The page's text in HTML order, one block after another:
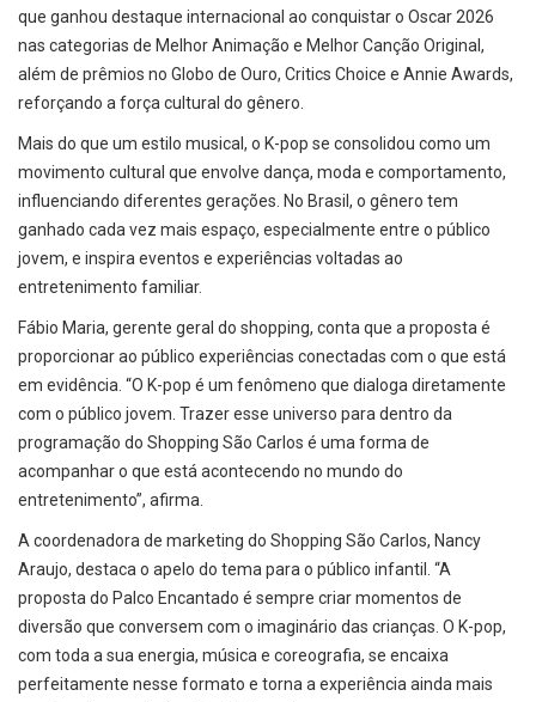
que ganhou destaque internacional ao conquistar o Oscar 2026
nas categorias de Melhor Animação e Melhor Canção Original,
além de prêmios no Globo de Ouro, Critics Choice e Annie Awards,
reforçando a força cultural do gênero.
Mais do que um estilo musical, o K-pop se consolidou como um
movimento cultural que envolve dança, moda e comportamento,
influenciando diferentes gerações. No Brasil, o gênero tem
ganhado cada vez mais espaço, especialmente entre o público
jovem, e inspira eventos e experiências voltadas ao
entretenimento familiar.
Fábio Maria, gerente geral do shopping, conta que a proposta é
proporcionar ao público experiências conectadas com o que está
em evidência. “O K-pop é um fenômeno que dialoga diretamente
com o público jovem. Trazer esse universo para dentro da
programação do Shopping São Carlos é uma forma de
acompanhar o que está acontecendo no mundo do
entretenimento”, afirma.
A coordenadora de marketing do Shopping São Carlos, Nancy
Araujo, destaca o apelo do tema para o público infantil. “A
proposta do Palco Encantado é sempre criar momentos de
diversão que conversem com o imaginário das crianças. O K-pop,
com toda a sua energia, música e coreografia, se encaixa
perfeitamente nesse formato e torna a experiência ainda mais